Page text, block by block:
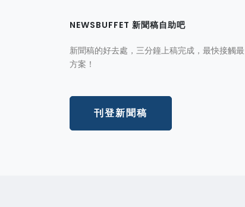
NEWSBUFFET 新聞稿自助吧
新聞稿的好去處，三分鐘上稿完成，最快接觸
方案！
刊登新聞稿